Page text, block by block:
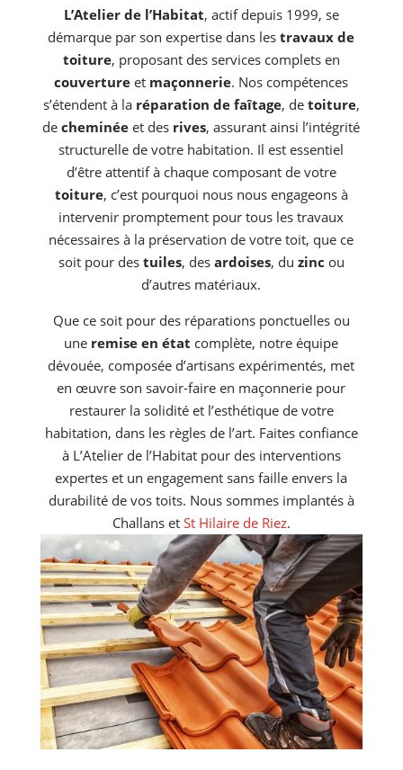
L’Atelier de l’Habitat, actif depuis 1999, se
démarque par son expertise dans lestravaux de
toiture, proposant des services complets en
couverture et maçonnerie. Nos compétences
s’étendent à la réparation de faîtage, de toiture,
decheminée et des rives, assurant ainsi l’intégrité
structurelle de votre habitation. Il est essentiel
d’être attentif à chaque composant de votre
toiture, c’est pourquoi nous nous engageons à
intervenir promptement pour tous les travaux
nécessaires à la préservation de votre toit, que ce
soit pour des tuiles, des ardoises, du zinc ou
d’autres matériaux.
Que ce soit pour des réparations ponctuelles ou
une remise en état complète, notre équipe
dévouée, composée d’artisans expérimentés, met
en œuvre son savoir-faire en maçonnerie pour
restaurer la solidité et l’esthétique de votre
habitation, dans les règles de l’art. Faites confiance
à L’Atelier de l’Habitat pour des interventions
expertes et un engagement sans faille envers la
durabilité de vos toits. Nous sommes implantés à
Challans et St Hilaire de Riez.